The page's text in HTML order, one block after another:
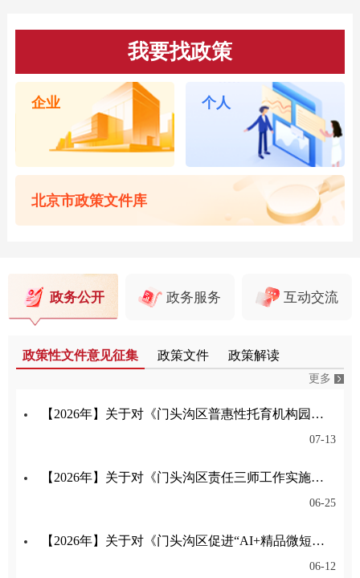
我要找政策
企业 个人
北京市政策文件库
政务公开 政务服务 互动交流
政策性文件意见征集 政策文件 政策解读
更多
【2026年】关于对《门头沟区普惠性托育机构园所认定与管理实施细则》公开征集意见的公告
07-13
【2026年】关于对《门头沟区责任三师工作实施细则（试行）（征求意见稿）》公开征集意见的公告
06-25
【2026年】关于对《门头沟区促进“AI+精品微短剧（动漫剧）”产业高质量发展的意见》公开征集意见的公告
06-12